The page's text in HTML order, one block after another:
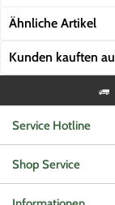
Ähnliche Artikel
Kunden kauften
Service Hotline
Shop Service